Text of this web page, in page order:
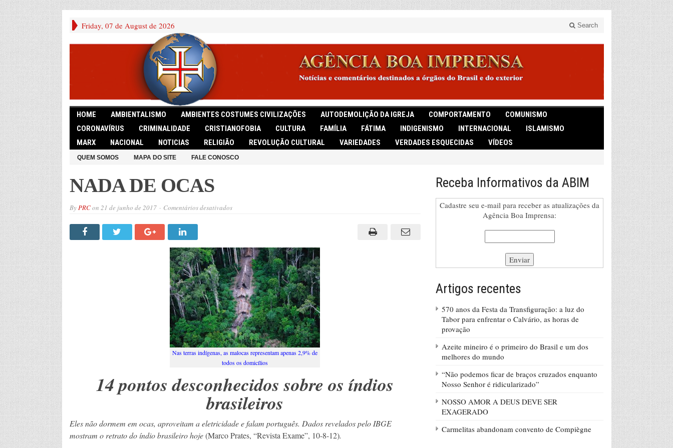
Friday, 07 de August de 2026 Search
HOME AMBIENTALISMO AMBIENTES COSTUMES CIVILIZAÇÕES AUTODEMOLIÇÃO DA IGREJA COMPORTAMENTO
COMUNISMO
CORONAVÍRUS
CRIMINALIDADE CRISTIANOFOBIA CULTURA FAMÍLIA FÁTIMA INDIGENISMO INTERNACIONAL
ISLAMISMO
MARX
NACIONAL NOTICIAS RELIGIÃO REVOLUÇÃO CULTURAL VARIEDADES VERDADES ESQUECIDAS VÍDEOS
QUEM SOMOS MAPA DO SITE FALE CONOSCO
NADA DE OCAS
ByPRCon 21 de junho de 2017 Comentários desativadosem
Nas terras indígenas, as malocas representam apenas 2,9% de
todos os domicílios
14 pontos desconhecidos sobre os índios
brasileiros
Eles não dormem em ocas, aproveitam a eletricidade e falam português. Dados revelados pelo IBGE
mostram o retrato do índio brasileiro hoje(Marco Prates, “Revista Exame”, 10-8-12).
Receba Informativos da ABIM
Cadastre seu e-mail para receber as atualizações da
Agência Boa Imprensa:
Artigos recentes
570 anos da Festa da Transfiguração: a luz do
Tabor para enfrentar o Calvário, as horas de
provação
Azeite mineiro é o primeiro do Brasil e um dos
melhores do mundo
“Não podemos ficar de braços cruzados enquanto
Nosso Senhor é ridicularizado”
NOSSO AMOR A DEUS DEVE SER
EXAGERADO
Carmelitas abandonam convento de Compiègne